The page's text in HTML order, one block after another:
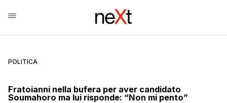
POLITICA
Fratoianni nella bufera per aver candidato
Soumahoro ma lui risponde: “Non mi pento”